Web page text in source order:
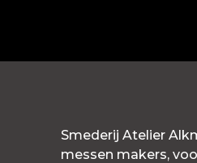
Smederij Atelier
messen makers,